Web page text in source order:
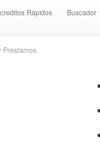
Rápidos Buscador
Prestamos